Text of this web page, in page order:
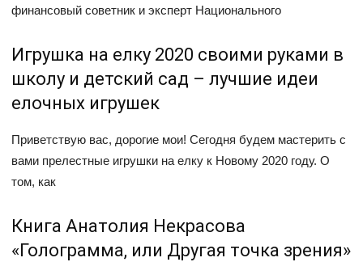
финансовый советник и эксперт Национального
Игрушка на елку 2020 своими руками в
школу и детский сад – лучшие идеи
елочных игрушек
Приветствую вас, дорогие мои! Сегодня будем мастерить с
вами прелестные игрушки на елку к Новому 2020 году. О
том, как
Книга Анатолия Некрасова
«Голограмма, или Другая точка зрения»